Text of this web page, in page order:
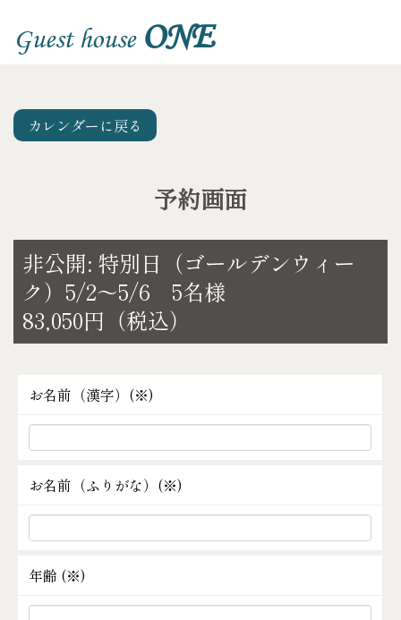
Guest house ONE
カレンダーに戻る
予約画面
非公開: 特別日（ゴールデンウィー
ク）5/2～5/6 5名様
83,050円（税込）
お名前（漢字）(※)
お名前（ふりがな）(※)
年齢 (※)